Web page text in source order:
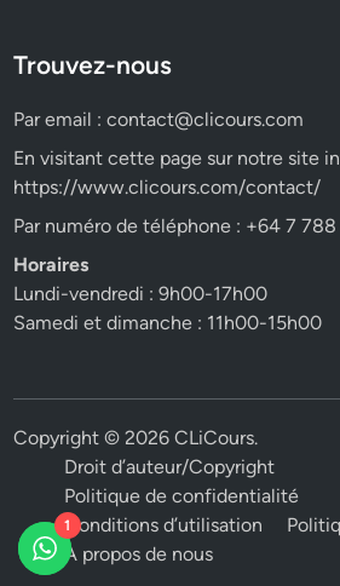
Trouvez-nous
Par email :contact@clicours.com
En visitant cette page sur notre site
https://www.clicours.com/contact/
Par numéro de téléphone : +64 7 788
Horaires
Lundi-vendredi : 9h00-17h00
Samedi et dimanche : 11h00-15h00
Copyright © 2026CLiCours.
Droit d’auteur/Copyright
Politique de confidentialité
Conditions d’utilisation
A propos de nous
1